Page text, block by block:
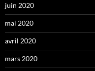
juin 2020
mai 2020
avril 2020
mars 2020